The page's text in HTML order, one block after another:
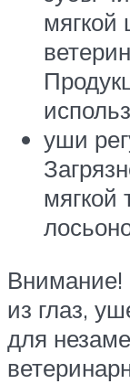
мягкой
уши
мягкой
из глаз,
для